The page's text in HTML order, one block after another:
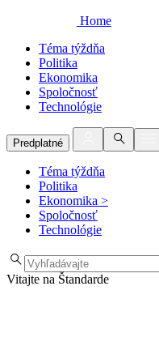
Home
Téma týždňa
Politika
Ekonomika
Spoločnosť
Technológie
Predplatné
Téma týždňa
Politika
Ekonomika >
Spoločnosť
Technológie
Vitajte na Štandarde